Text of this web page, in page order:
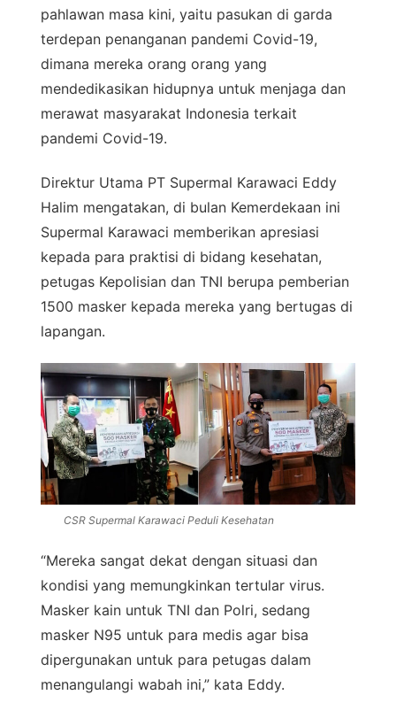
pahlawan masa kini, yaitu pasukan di garda
terdepan penanganan pandemi Covid-19,
dimana mereka orang orang yang
mendedikasikan hidupnya untuk menjaga dan
merawat masyarakat Indonesia terkait
pandemi Covid-19.
Direktur Utama PT Supermal Karawaci Eddy
Halim mengatakan, di bulan Kemerdekaan ini
Supermal Karawaci memberikan apresiasi
kepada para praktisi di bidang kesehatan,
petugas Kepolisian dan TNI berupa pemberian
1500 masker kepada mereka yang bertugas di
lapangan.
CSR Supermal Karawaci Peduli Kesehatan
“Mereka sangat dekat dengan situasi dan
kondisi yang memungkinkan tertular virus.
Masker kain untuk TNI dan Polri, sedang
masker N95 untuk para medis agar bisa
dipergunakan untuk para petugas dalam
menangulangi wabah ini,” kata Eddy.